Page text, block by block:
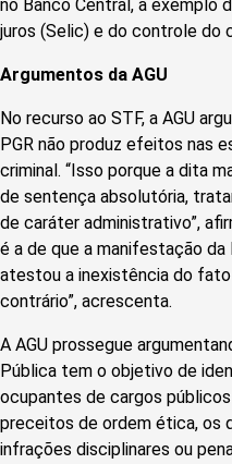
no Banco Central, a exemplo
juros (Selic) e do controle do
Argumentos da AGU
No recurso ao STF, a AGU
PGR não produz efeitos nas
criminal. “Isso porque a dita
de sentença absolutória,
de caráter administrativo”,
é a de que a manifestação da
atestou a inexistência do
contrário”, acrescenta.
A AGU prossegue
Pública tem o objetivo de
ocupantes de cargos
preceitos de ordem ética, os
infrações disciplinares ou